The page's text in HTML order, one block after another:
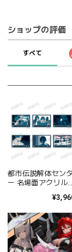
ショップの評価
すべて
都市伝説解体センタ
ー 名場面アクリルキ